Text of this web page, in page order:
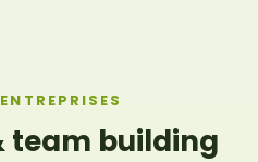
team building